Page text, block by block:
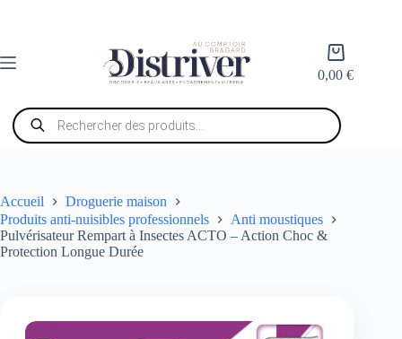
Panier
d’achat
0,00€
Recherche
de
produits
Accueil
Droguerie maison
Produits anti-nuisibles professionnels
Anti moustiques
Pulvérisateur Rempart à Insectes ACTO – Action Choc &
Protection Longue Durée